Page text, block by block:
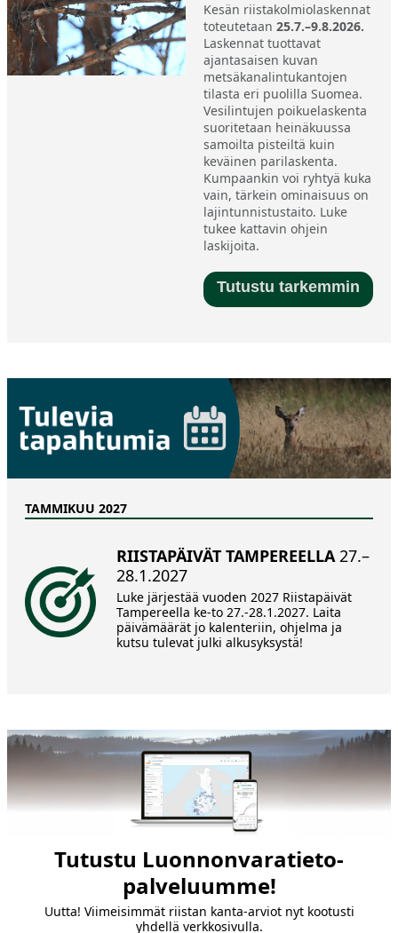
Kesän riistakolmiolaskennat
toteutetaan 25.7.–9.8.2026.
Laskennat tuottavat
ajantasaisen kuvan
metsäkanalintukantojen
tilasta eri puolilla Suomea.
Vesilintujen poikuelaskenta
suoritetaan heinäkuussa
samoilta pisteiltä kuin
keväinen parilaskenta.
Kumpaankin voi ryhtyä kuka
vain, tärkein ominaisuus on
lajintunnistustaito. Luke
tukee kattavin ohjein
laskijoita.
Tutustu tarkemmin
TAMMIKUU 2027
RIISTAPÄIVÄT TAMPEREELLA27.–
28.1.2027
Luke järjestää vuoden 2027 Riistapäivät
Tampereella ke-to 27.-28.1.2027. Laita
päivämäärät jo kalenteriin, ohjelma ja
kutsu tulevat julki alkusyksystä!
‌Tutustu Luonnonvaratieto-
palveluumme!
Uutta! Viimeisimmät riistan kanta-arviot nyt kootusti
yhdellä verkkosivulla.